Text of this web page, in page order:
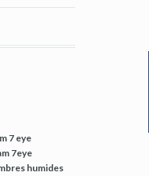
7 eye
7eye
humides